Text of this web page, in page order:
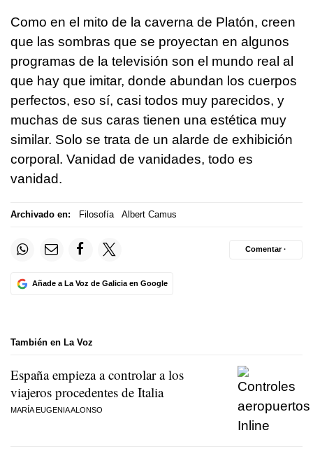
Como en el mito de la caverna de Platón, creen
que las sombras que se proyectan en algunos
programas de la televisión son el mundo real al
que hay que imitar, donde abundan los cuerpos
perfectos, eso sí, casi todos muy parecidos, y
muchas de sus caras tienen una estética muy
similar. Solo se trata de un alarde de exhibición
corporal. Vanidad de vanidades, todo es
vanidad.
Archivado en: Filosofía Albert Camus
Añade a La Voz de Galicia en Google
Comentar ·
También en La Voz
España empieza a controlar a los
viajeros procedentes de Italia
MARÍA EUGENIA ALONSO